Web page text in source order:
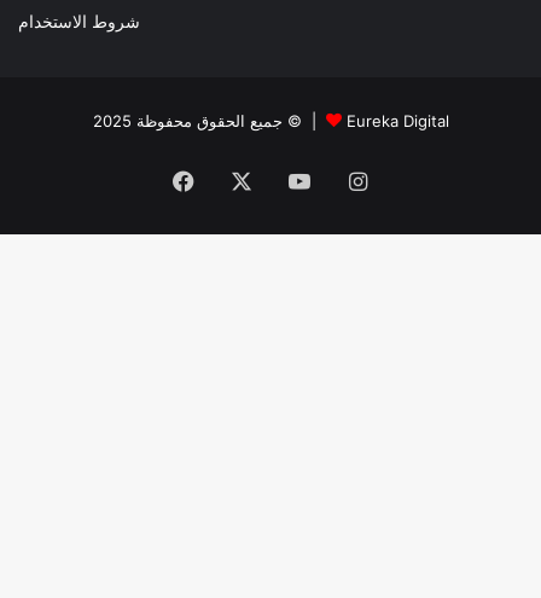
شروط الاستخدام
جميع الحقوق محفوظة 2025 © | Eureka Digital
Facebook YouTubeInstagram